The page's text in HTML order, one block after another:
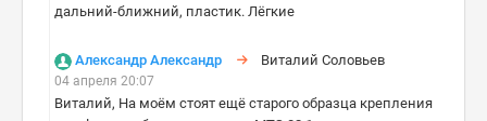
дальний-ближний, пластик. Лёгкие
Александр Александр Виталий Соловьев
04 апреля 20:07
Виталий, На моём стоят ещё старого образца крепления